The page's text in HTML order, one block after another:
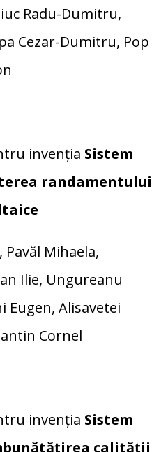
Radu-Dumitru,
Cezar-Dumitru, Pop
invenția Sistem
randamentului
Mihaela,
Ilie, Ungureanu
Eugen, Alisavetei
Cornel
invenția Sistem
calității